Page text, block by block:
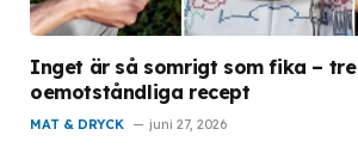
Inget är så somrigt som fika – tre
oemotståndliga recept
MAT & DRYCK juni 27, 2026